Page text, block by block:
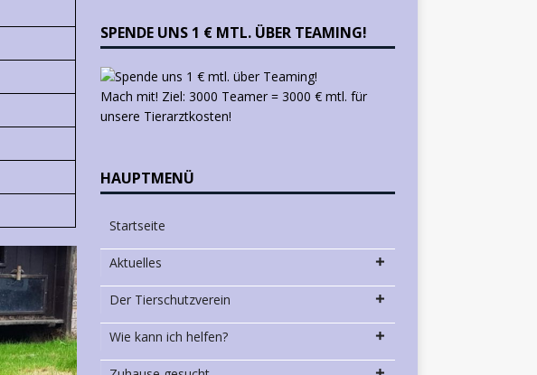
SPENDE UNS 1 € MTL. ÜBER TEAMING!
Mach mit! Ziel: 3000 Teamer = 3000 € mtl. für
unsere Tierarztkosten!
HAUPTMENÜ
Startseite
Aktuelles
Der Tierschutzverein
Wie kann ich helfen?